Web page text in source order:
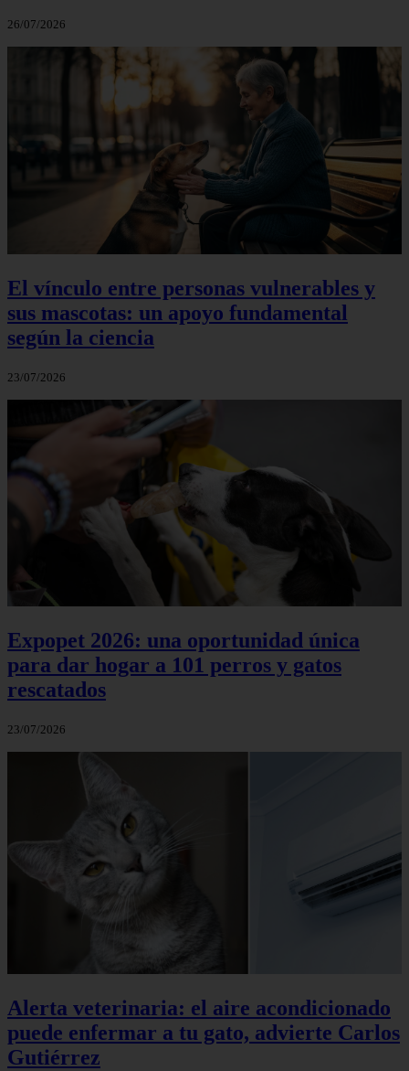
26/07/2026
El vínculo entre personas vulnerables y
sus mascotas: un apoyo fundamental
según la ciencia
23/07/2026
Expopet 2026: una oportunidad única
para dar hogar a 101 perros y gatos
rescatados
23/07/2026
Alerta veterinaria: el aire acondicionado
puede enfermar a tu gato, advierte Carlos
Gutiérrez